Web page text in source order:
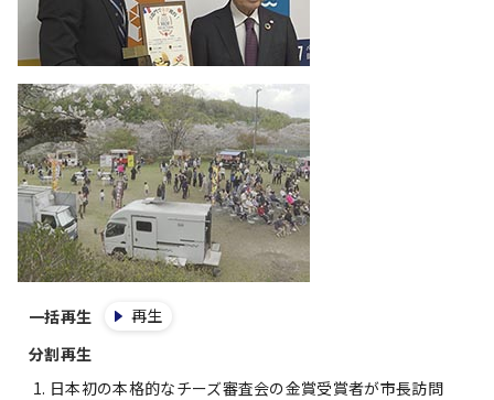
一括再生
再生
分割再生
日本初の本格的なチーズ審査会の金賞受賞者が市長訪問